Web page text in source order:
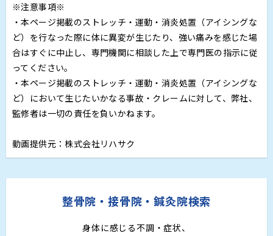
※注意事項※
・本ページ掲載のストレッチ・運動・消炎処置（アイシングな
ど）を行なった際に体に異変が生じたり、強い痛みを感じた場
合はすぐに中止し、専門機関に相談した上で専門医の指示に従
ってください。
・本ページ掲載のストレッチ・運動・消炎処置（アイシングな
ど）において生じたいかなる事故・クレームに対して、弊社、
監修者は一切の責任を負いかねます。
動画提供元：株式会社リハサク
整骨院・接骨院・鍼灸院検索
身体に感じる不調・症状、